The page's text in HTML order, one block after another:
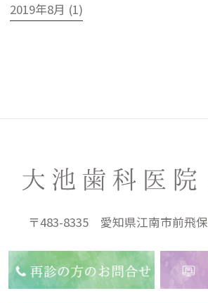
2019年8月 (1)
〒483-8335 愛知県江南市前飛